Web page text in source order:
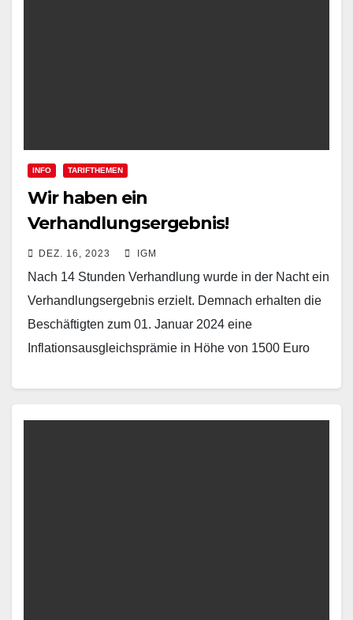
INFO TARIFTHEMEN
Wir haben ein
Verhandlungsergebnis!
DEZ. 16, 2023 IGM
Nach 14 Stunden Verhandlung wurde in der Nacht ein
Verhandlungsergebnis erzielt. Demnach erhalten die
Beschäftigten zum 01. Januar 2024 eine
Inflationsausgleichsprämie in Höhe von 1500 Euro